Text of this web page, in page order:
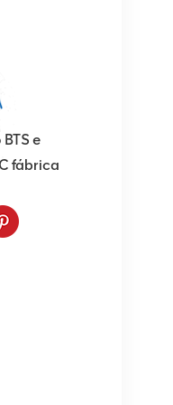
e
fábrica